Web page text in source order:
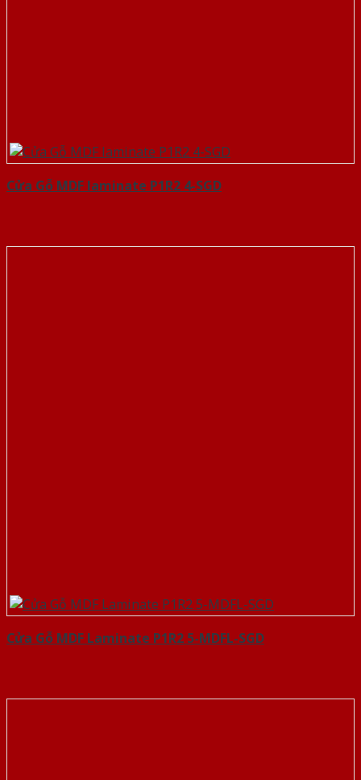
Cửa Gỗ MDF laminate P1R2 4-SGD
Cửa Gỗ MDF Laminate P1R2 5-MDFL-SGD